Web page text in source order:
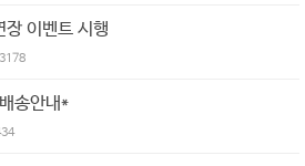
장 이벤트 시행
3178
송안내*